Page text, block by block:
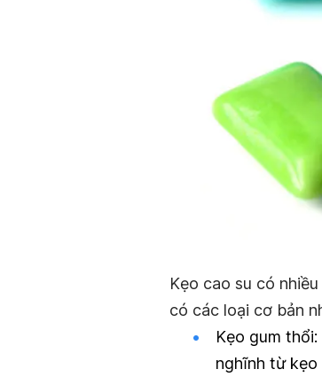
Kẹo cao su có
có các loại cơ bản
Kẹo gum
nghĩnh từ kẹo